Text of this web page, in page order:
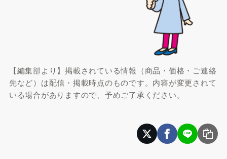
【編集部より】掲載されている情報（商品・価格・ご連絡
先など）は配信・掲載時点のものです。内容が変更されて
いる場合がありますので、予めご了承ください。